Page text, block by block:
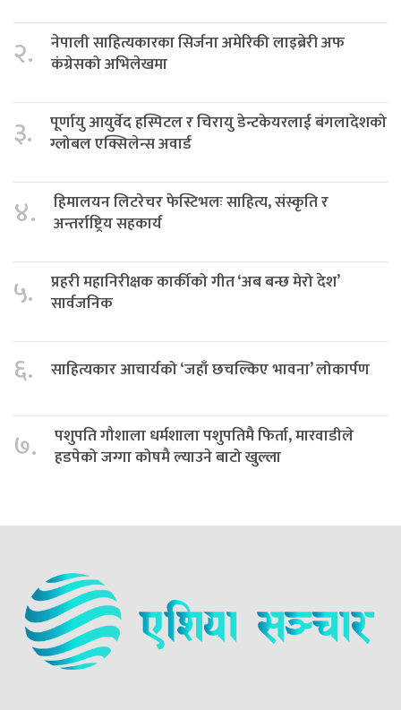
२.
नेपाली साहित्यकारका सिर्जना अमेरिकी लाइब्रेरी अफ
कंग्रेसको अभिलेखमा
३.
पूर्णायु आयुर्वेद हस्पिटल र चिरायु डेन्टकेयरलाई बंगलादेशको
ग्लोबल एक्सिलेन्स अवार्ड
४.
हिमालयन लिटरेचर फेस्टिभलः साहित्य, संस्कृति र
अन्तर्राष्ट्रिय सहकार्य
५.
प्रहरी महानिरीक्षक कार्कीको गीत ‘अब बन्छ मेरो देश’
सार्वजनिक
६. साहित्यकार आचार्यको ‘जहाँ छचल्किए भावना’ लोकार्पण
७.
पशुपति गौशाला धर्मशाला पशुपतिमै फिर्ता, मारवाडीले
हडपेको जग्गा कोषमै ल्याउने बाटो खुल्ला